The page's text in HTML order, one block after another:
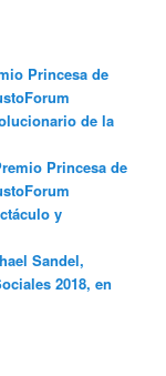
Princesa de
de la
Princesa de
y
Sandel,
2018, en